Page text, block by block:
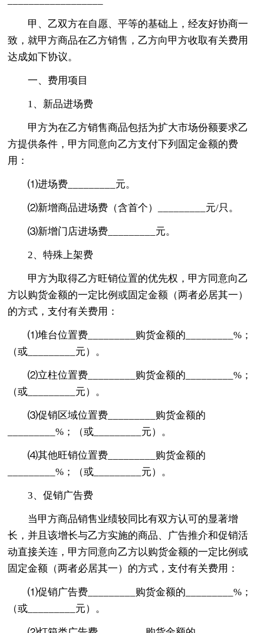
甲、乙双方在自愿、平等的基础上，经友好协商一
致，就甲方商品在乙方销售，乙方向甲方收取有关费用
达成如下协议。
一、费用项目
1、新品进场费
甲方为在乙方销售商品包括为扩大市场份额要求乙
方提供条件，甲方同意向乙方支付下列固定金额的费
用：
⑴进场费_________元。
⑵新增商品进场费（含首个）_________元/只。
⑶新增门店进场费_________元。
2、特殊上架费
甲方为取得乙方旺销位置的优先权，甲方同意向乙
方以购货金额的一定比例或固定金额（两者必居其一）
的方式，支付有关费用：
⑴堆台位置费_________购货金额的_________%；
（或_________元）。
⑵立柱位置费_________购货金额的_________%；
（或_________元）。
⑶促销区域位置费_________购货金额的
_________%；（或_________元）。
⑷其他旺销位置费_________购货金额的
_________%；（或_________元）。
3、促销广告费
当甲方商品销售业绩较同比有双方认可的显著增
长，并且该增长与乙方实施的商品、广告推介和促销活
动直接关连，甲方同意向乙方以购货金额的一定比例或
固定金额（两者必居其一）的方式，支付有关费用：
⑴促销广告费_________购货金额的_________%；
（或_________元）。